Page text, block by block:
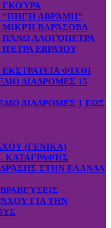
ΓΚΟΎΡΑ
“ΠΗΓΉ ΑΒΡΆΜΗ”
ΜΙΚΡΉ ΒΑΡΆΣΟΒΑ
ΠΆΝΩ ΑΛΟΓΌΠΕΤΡΑ
ΕΒΡΑΊΟΥ
ΦΊΧΘΙ
ΔΙΑΔΡΟΜΕΣ 15
ΔΙΑΔΡΟΜΕΣ 1 ΕΩΣ
(ΓΕΝΙΚΆ)
ΚΑΤΑΓΡΑΦΉΣ
ΣΤΗΝ ΕΛΛΆΔΑ
ΓΙΑ ΤΗΝ